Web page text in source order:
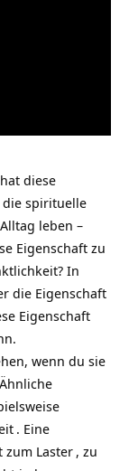
diese
die spirituelle
leben –
Eigenschaft zu
In
die Eigenschaft
Eigenschaft
wenn du sie
. Eine
zum Laster , zu